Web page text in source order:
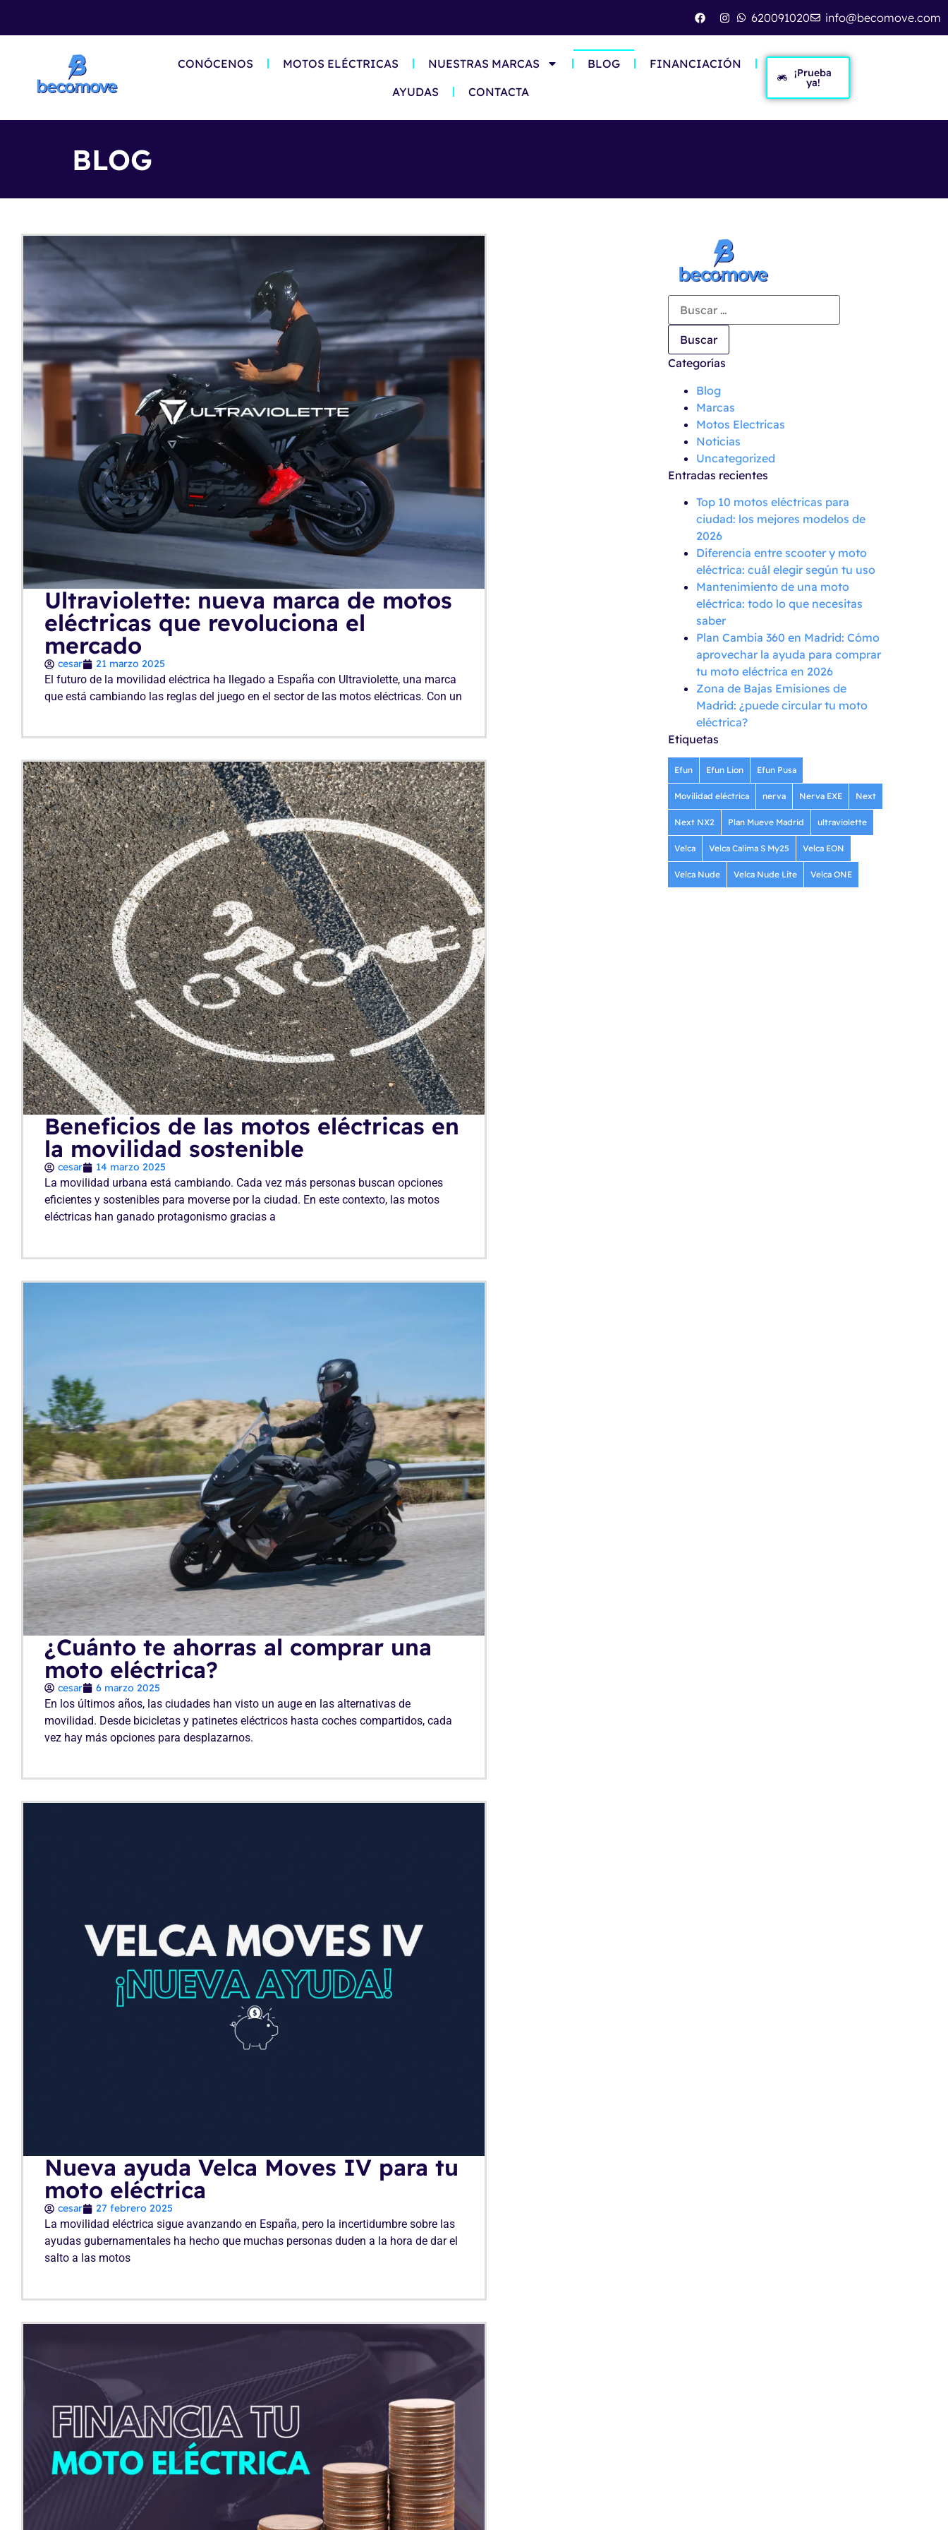
620091020 info@becomove.com
CONÓCENOS MOTOS ELÉCTRICAS NUESTRAS MARCAS BLOG
FINANCIACIÓN
AYUDAS
CONTACTA
¡Prueba
ya!
BLOG
Ultraviolette: nueva marca de motos
eléctricas que revoluciona el
mercado
cesar 21 marzo 2025
El futuro de la movilidad eléctrica ha llegado a España con Ultraviolette, una marca
que está cambiando las reglas del juego en el sector de las motos eléctricas. Con un
Beneficios de las motos eléctricas en
la movilidad sostenible
cesar 14 marzo 2025
La movilidad urbana está cambiando. Cada vez más personas buscan opciones
eficientes y sostenibles para moverse por la ciudad. En este contexto, las motos
eléctricas han ganado protagonismo gracias a
¿Cuánto te ahorras al comprar una
moto eléctrica?
cesar 6 marzo 2025
En los últimos años, las ciudades han visto un auge en las alternativas de
movilidad. Desde bicicletas y patinetes eléctricos hasta coches compartidos, cada
vez hay más opciones para desplazarnos.
Nueva ayuda Velca Moves IV para tu
moto eléctrica
cesar 27 febrero 2025
La movilidad eléctrica sigue avanzando en España, pero la incertidumbre sobre las
ayudas gubernamentales ha hecho que muchas personas duden a la hora de dar el
salto a las motos
Categorías
Blog
Marcas
Motos Electricas
Noticias
Uncategorized
Entradas recientes
Top 10 motos eléctricas para
ciudad: los mejores modelos de
2026
Diferencia entre scooter y moto
eléctrica: cuál elegir según tu uso
Mantenimiento de una moto
eléctrica: todo lo que necesitas
saber
Plan Cambia 360 en Madrid: Cómo
aprovechar la ayuda para comprar
tu moto eléctrica en 2026
Zona de Bajas Emisiones de
Madrid: ¿puede circular tu moto
eléctrica?
Etiquetas
Efun Efun Lion Efun Pusa
Movilidad eléctrica nerva Nerva EXE Next
Next NX2 Plan Mueve Madrid ultraviolette
Velca Velca Calima S My25 Velca EON
Velca Nude Velca Nude Lite Velca ONE